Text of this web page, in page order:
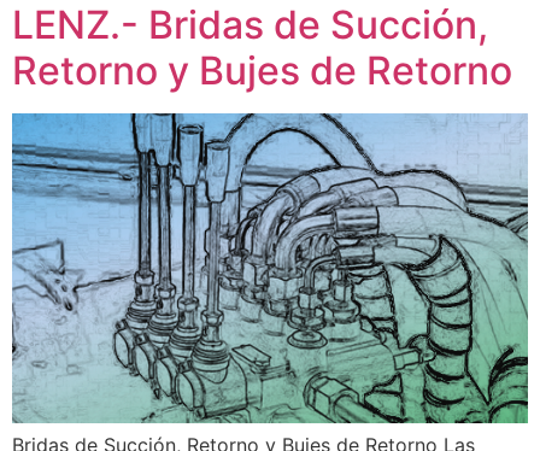
LENZ.- Bridas de Succión,
Retorno y Bujes de Retorno
Bridas de Succión, Retorno y Bujes de Retorno Las